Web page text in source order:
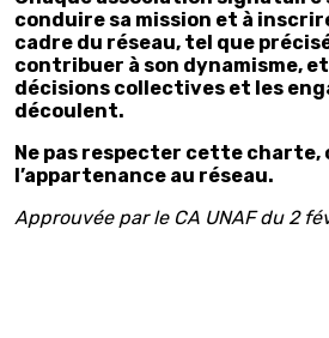
conduire sa mission et à
cadre du réseau, tel que
contribuer à son dynamisme,
décisions collectives et les
découlent.
Ne pas respecter cette charte,
l’appartenance au réseau.
Approuvée par le CA UNAF du 2